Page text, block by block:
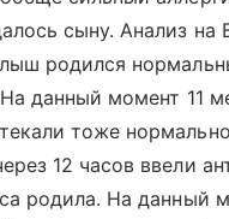
сыну. Анализ
родился
данный момент 11
тоже
12 часов ввели
родила. На данный